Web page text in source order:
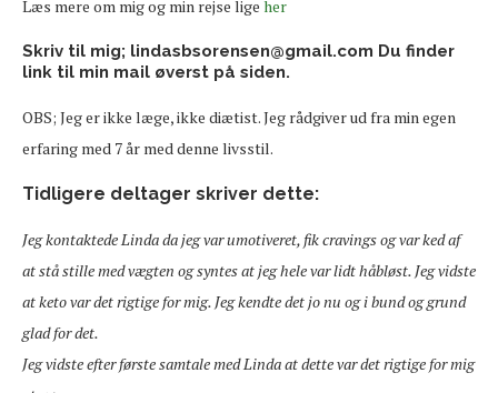
Læs mere om mig og min rejse lige her
Skriv til mig; lindasbsorensen@gmail.com Du finder
link til min mail øverst på siden.
OBS; Jeg er ikke læge, ikke diætist. Jeg rådgiver ud fra min egen
erfaring med 7 år med denne livsstil.
Tidligere deltager skriver dette:
Jeg kontaktede Linda da jeg var umotiveret, fik cravings og var ked af
at stå stille med vægten og syntes at jeg hele var lidt håbløst. Jeg vidste
at keto var det rigtige for mig. Jeg kendte det jo nu og i bund og grund
glad for det.
Jeg vidste efter første samtale med Linda at dette var det rigtige for mig